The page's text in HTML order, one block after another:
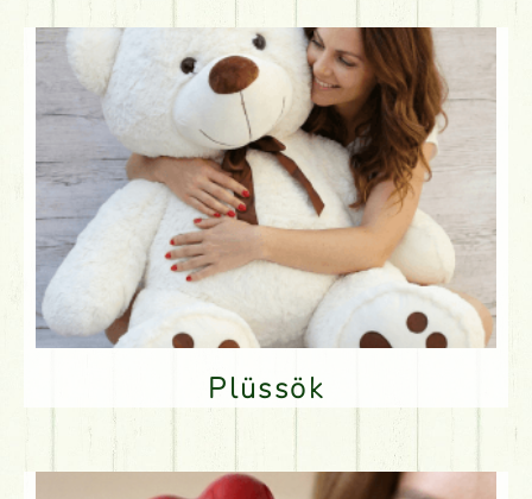
Plüssök